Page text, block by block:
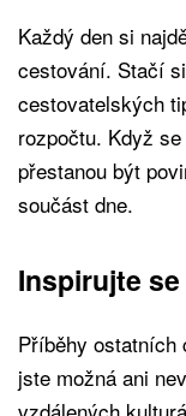
Každý den si
cestování. Stačí
cestovatelských
rozpočtu. Když
přestanou být
součást dne.
Inspirujte se
Příběhy
jste možná ani